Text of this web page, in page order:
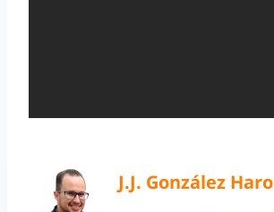
J.J. González Haro